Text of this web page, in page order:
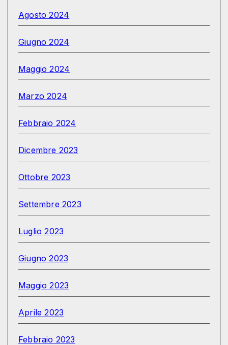
Agosto 2024
Giugno 2024
Maggio 2024
Marzo 2024
Febbraio 2024
Dicembre 2023
Ottobre 2023
Settembre 2023
Luglio 2023
Giugno 2023
Maggio 2023
Aprile 2023
Febbraio 2023